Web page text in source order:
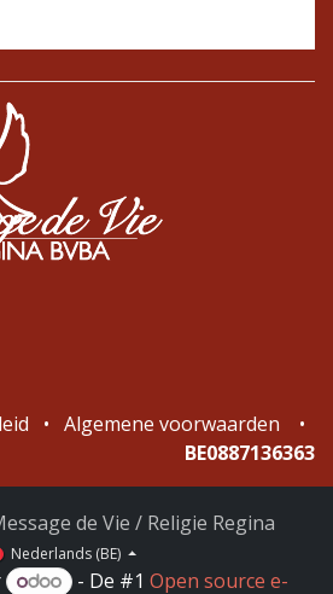
• Algemene voorwaarden
•
BE0887136363
de Vie / Religie Regina
Nederlands (BE)
- De #1 Open source e-